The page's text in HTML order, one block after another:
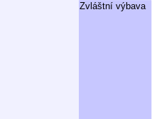
Zvláštní výbava